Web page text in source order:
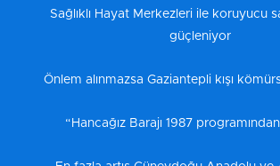
Sağlıklı Hayat Merkezleri ile koruyucu
güçleniyor
Önlem alınmazsa Gaziantepli kışı
“Hancağız Barajı 1987 programından